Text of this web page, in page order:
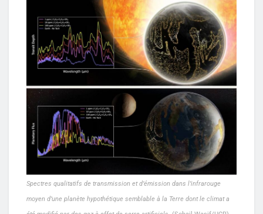
Spectres qualitatifs de transmission et d’émission dans l’infrarouge
moyen d’une planète hypothétique semblable à la Terre dont le climat a